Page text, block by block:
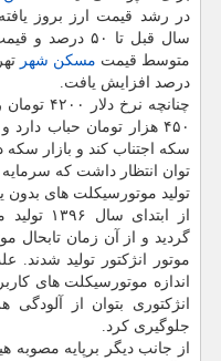
در رشد قیمت ارز بروز
متوسط قیمت مسكن شهر
درصد افزایش یافت.
چنانچه
۴۵۰ هزار تومان حباب
سكه اجتناب كند و بازار
توان انتظار داشت كه سرمایه
تولید موتورسیكلت های بدون یورو ۴ متوقف
از
گردید و از آن زمان تابحال
موتور انژكتور تولید شدند.
اندازه موتورسیكلت های
انژكتوری بتوان از
جلوگیری كرد.